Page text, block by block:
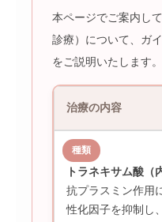
本ページでご案内し
診療）について、ガ
をご説明いたします。
治療の内容
トラネキサム酸（
抗プラスミン作用
性化因子を抑制し